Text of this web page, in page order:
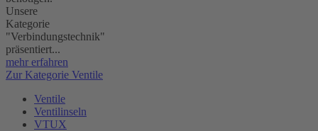
Unsere
Kategorie
"Verbindungstechnik"
präsentiert...
mehr erfahren
Zur Kategorie Ventile
Ventile
Ventilinseln
VTUX